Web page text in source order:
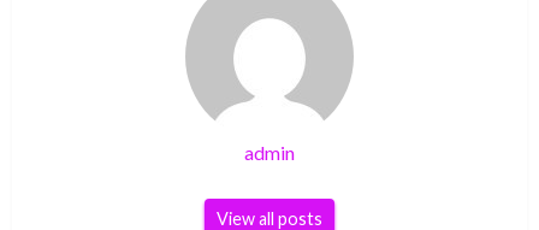
admin
View all posts